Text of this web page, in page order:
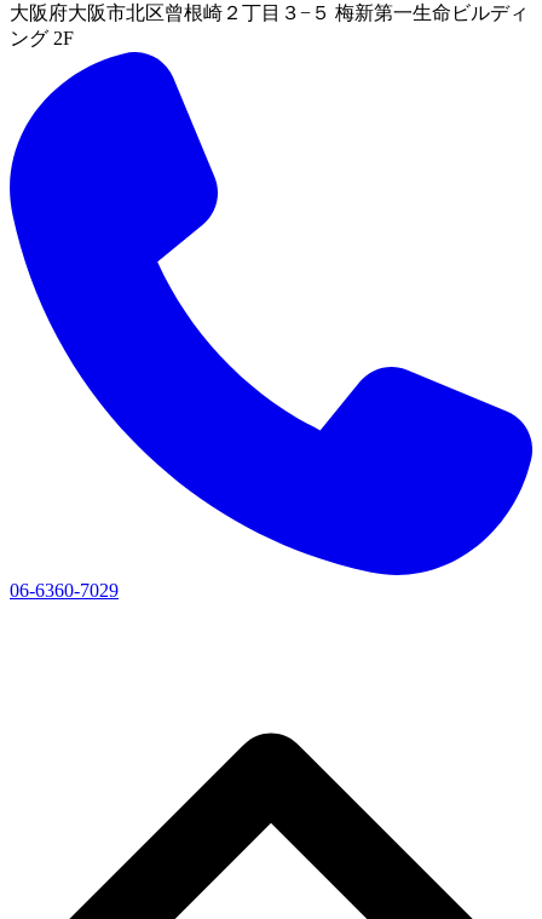
大阪府大阪市北区曾根崎２丁目３−５ 梅新第一生命ビルディ
ング 2F
06-6360-7029